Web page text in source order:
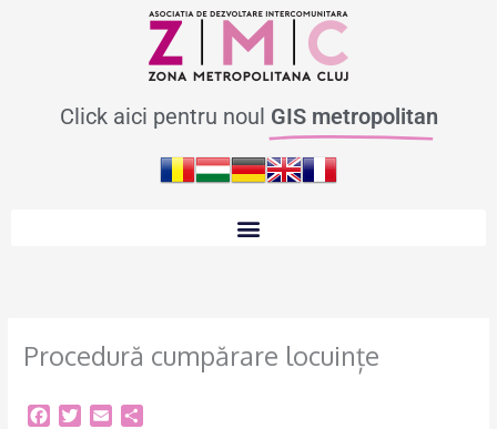
Click aici pentru noul GIS metropolitan
Procedură cumpărare locuințe